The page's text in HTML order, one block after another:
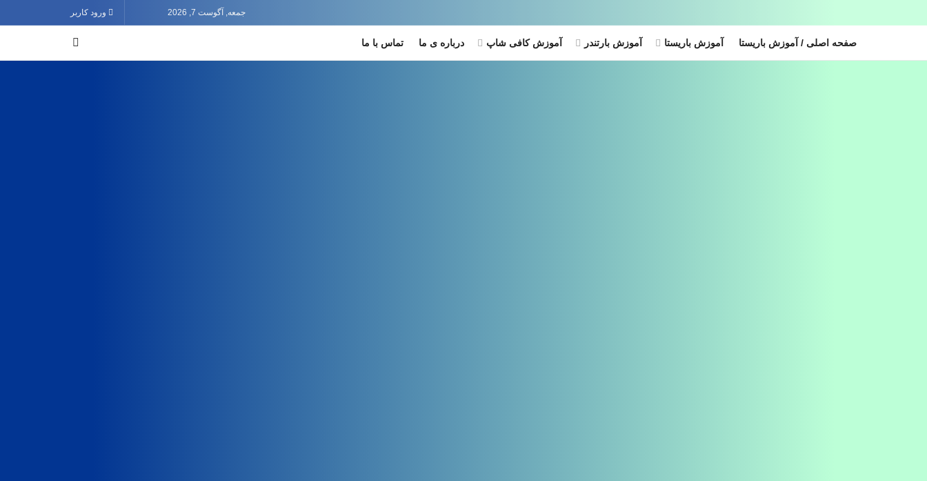
جمعه, آگوست 7, 2026 ورود کاربر
صفحه اصلی / آموزش باریستا آموزش باریستا آموزش بارتندر آموزش کافی شاپ درباره ی ما تماس با ما